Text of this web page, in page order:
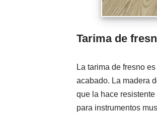
Tarima de
La tarima de fresno
acabado. La madera
que la hace
para instrumentos